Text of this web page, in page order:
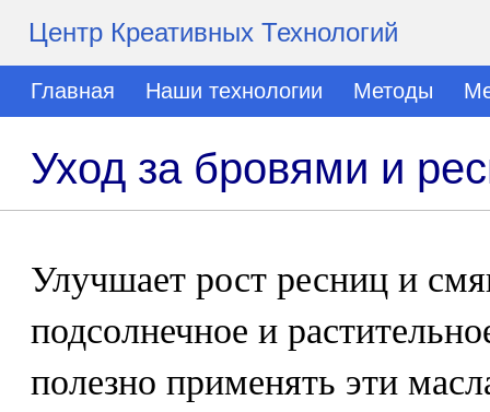
Центр Креативных Технологий
Главная Наши технологии Методы
Уход за бровями и
Улучшает рост ресниц и
подсолнечное и
полезно применять эти